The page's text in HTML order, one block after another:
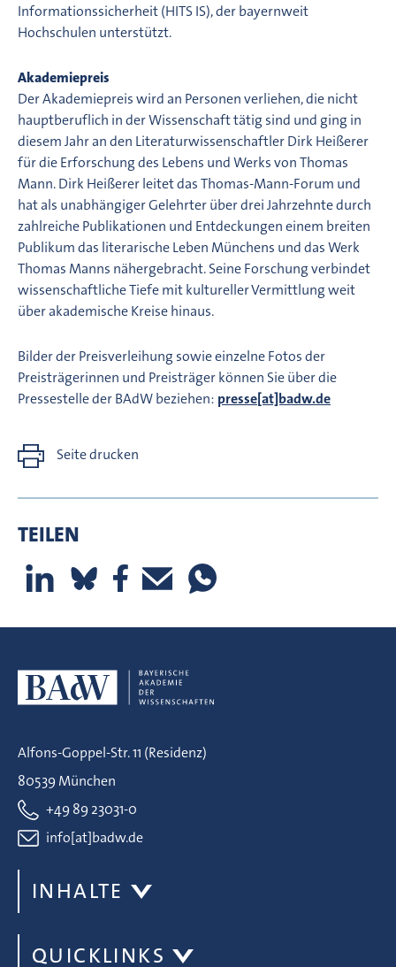
Informationssicherheit (HITS IS), der bayernweit
Hochschulen unterstützt.
Akademiepreis
Der Akademiepreis wird an Personen verliehen, die nicht
hauptberuflich in der Wissenschaft tätig sind und ging in
diesem Jahr an den Literaturwissenschaftler Dirk Heißerer
für die Erforschung des Lebens und Werks von Thomas
Mann. Dirk Heißerer leitet das Thomas-Mann-Forum und
hat als unabhängiger Gelehrter über drei Jahrzehnte durch
zahlreiche Publikationen und Entdeckungen einem breiten
Publikum das literarische Leben Münchens und das Werk
Thomas Manns nähergebracht. Seine Forschung verbindet
wissenschaftliche Tiefe mit kultureller Vermittlung weit
über akademische Kreise hinaus.
Bilder der Preisverleihung sowie einzelne Fotos der
Preisträgerinnen und Preisträger können Sie über die
Pressestelle der BAdW beziehen: presse[at]badw.de
Seite drucken
TEILEN
Alfons-Goppel-Str. 11 (Residenz)
80539 München
+49 89 23031-0
info[at]badw.de
INHALTE
QUICKLINKS